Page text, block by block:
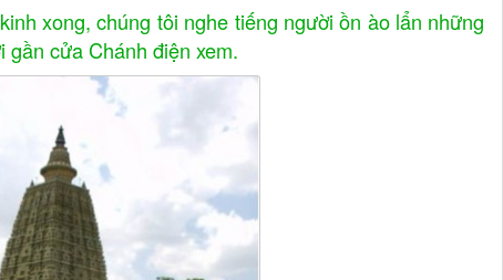
xong, chúng tôi nghe tiếng người ồn ào lẩn những
gần cửa Chánh điện xem.